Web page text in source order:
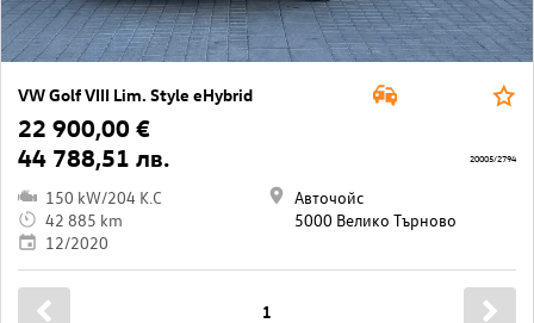
VW Golf VIII Lim. Style eHybrid
22 900,00 €
44 788,51 лв.
150 kW/204 K.C
42 885 km
12/2020
Авточойс
5000 Велико Търново
20005/2794
1